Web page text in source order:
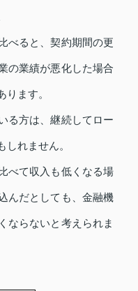
べると、契約期間の更
の業績が悪化した場合
ます。
る方は、継続してロー
れません。
べて収入も低くなる場
んだとしても、金融機
ならないと考えられま